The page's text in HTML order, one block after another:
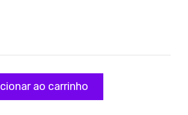
ao carrinho